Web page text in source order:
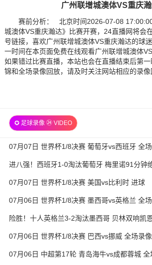
广州联增城澳体VS重庆
赛前分析： 北京时间2026-07-08
城澳体VS重庆瀚达》比赛开赛，24直播网将会
号链接，喜欢广州联增城澳体VS重庆瀚达的球
一时间在本页面免费在线观看广州联增城澳体
如果错过比赛直播，本站也会在直播结束后第
锦和全场录像回放，请及时关注网站相应的录像
✪ 足球录像 ㉔ VIDEO
07月07日 世界杯1/8决赛 葡萄牙vs西班牙 全
进八强！西班牙1-0淘汰葡萄牙 梅里诺91分钟
07月07日 世界杯1/8决赛 美国vs比利时 进球
07月06日 世界杯1/8决赛 墨西哥vs英格兰 全
险胜！十人英格兰3-2淘汰墨西哥 贝林双响凯
07月06日 世界杯1/8决赛 巴西vs挪威 全场录像
07月06日 中超第17轮 青岛海牛vs成都蓉城 全